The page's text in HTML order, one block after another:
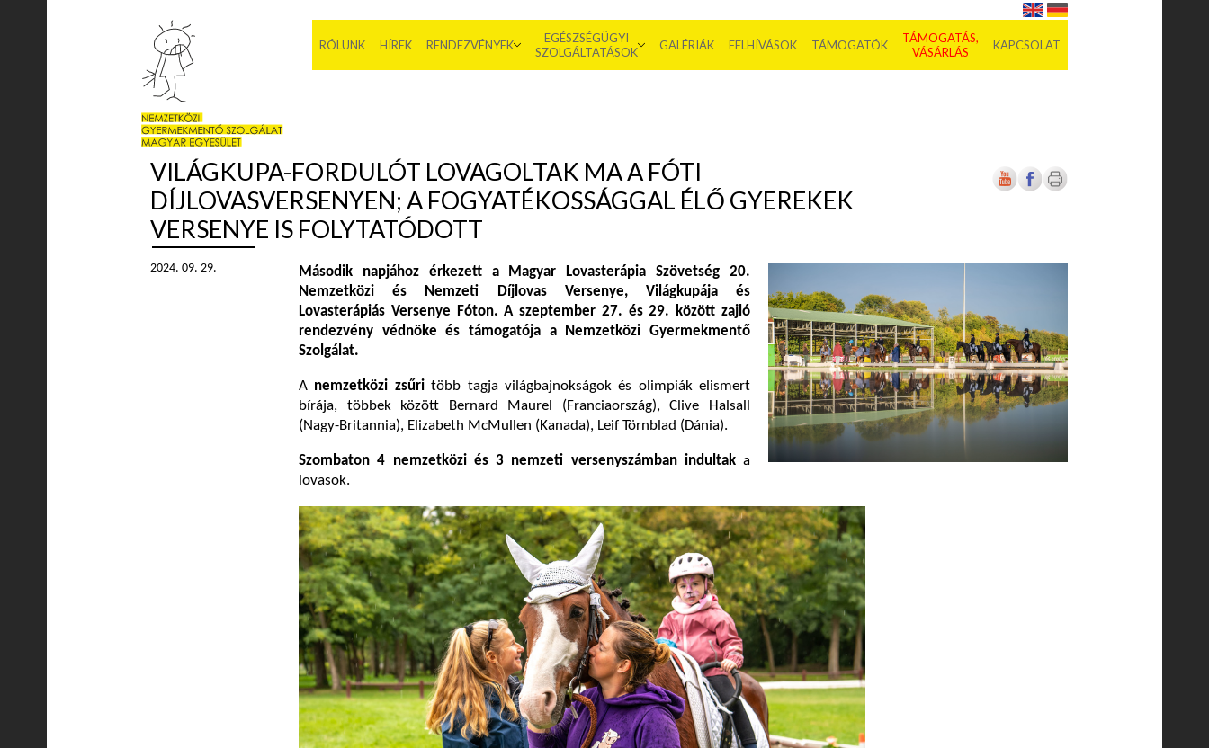
RÓLUNK HÍREK RENDEZVÉNYEK
EGÉSZSÉGÜGYI
SZOLGÁLTATÁSOK
GALÉRIÁK FELHÍVÁSOK TÁMOGATÓK
TÁMOGATÁS,
VÁSÁRLÁS
KAPCSOLAT
VILÁGKUPA-FORDULÓT LOVAGOLTAK MA A FÓTI
DÍJLOVASVERSENYEN; A FOGYATÉKOSSÁGGAL ÉLŐ GYEREKEK
VERSENYE IS FOLYTATÓDOTT
2024. 09. 29.
Második napjához érkezett a Magyar Lovasterápia Szövetség 20.
Nemzetközi és Nemzeti Díjlovas Versenye, Világkupája és
Lovasterápiás Versenye Fóton. A szeptember 27. és 29. között zajló
rendezvény védnöke és támogatója a Nemzetközi Gyermekmentő
Szolgálat.
A nemzetközi zsűritöbb tagja világbajnokságok és olimpiák elismert
bírája, többek között Bernard Maurel (Franciaország), Clive Halsall
(Nagy-Britannia), Elizabeth McMullen (Kanada), Leif Törnblad (Dánia).
Szombaton 4 nemzetközi és 3 nemzeti versenyszámban indultaka
lovasok.